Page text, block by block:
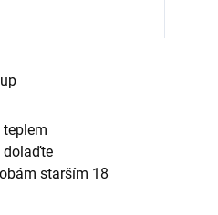
dolaďte
starším 18